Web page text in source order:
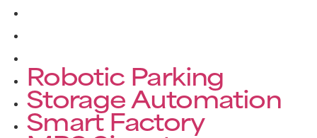
Robotic Parking
Storage Automation
Smart Factory